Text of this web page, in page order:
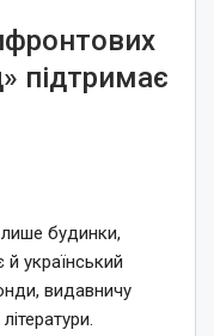
підтримає
будинки,
й український
видавничу